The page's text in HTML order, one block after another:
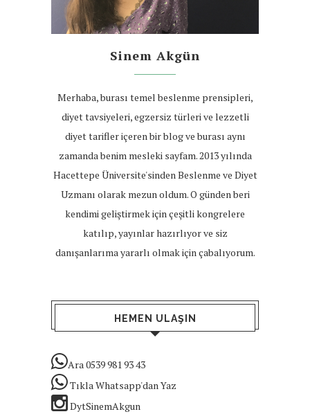
Sinem Akgün
Merhaba, burası temel beslenme prensipleri,
diyet tavsiyeleri, egzersiz türleri ve lezzetli
diyet tarifler içeren bir blog ve burası aynı
zamanda benim mesleki sayfam. 2013 yılında
Hacettepe Üniversite'sinden Beslenme ve Diyet
Uzmanı olarak mezun oldum. O günden beri
kendimi geliştirmek için çeşitli kongrelere
katılıp, yayınlar hazırlıyor ve siz
danışanlarıma yararlı olmak için çabalıyorum.
HEMEN ULAŞIN
Ara 0539 981 93 43
Tıkla Whatsapp'dan Yaz
DytSinemAkgun